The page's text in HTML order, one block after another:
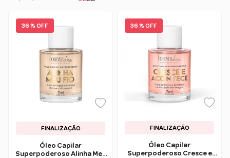
36 % OFF
FINALIZAÇÃO
Óleo Capilar
Superpoderoso Alinha Meu
36 % OFF
FINALIZAÇÃO
Óleo Capilar
Superpoderoso Cresce e